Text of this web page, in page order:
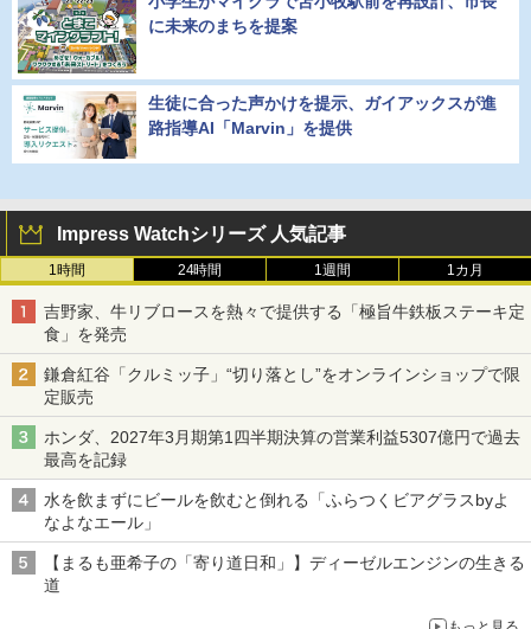
に未来のまちを提案
生徒に合った声かけを提示、ガイアックスが進
路指導AI「Marvin」を提供
Impress Watchシリーズ 人気記事
1時間 24時間 1週間 1カ月
吉野家、牛リブロースを熱々で提供する「極旨牛鉄板ステーキ定
食」を発売
鎌倉紅谷「クルミッ子」“切り落とし”をオンラインショップで限
定販売
ホンダ、2027年3月期第1四半期決算の営業利益5307億円で過去
最高を記録
水を飲まずにビールを飲むと倒れる「ふらつくビアグラスbyよ
なよなエール」
【まるも亜希子の「寄り道日和」】ディーゼルエンジンの生きる
道